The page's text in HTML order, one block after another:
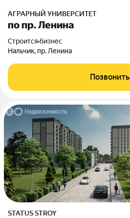
АГРАРНЫЙ УНИВЕРСИТЕТ
по пр. Ленина
Строится•бизнес
Нальчик, пр. Ленина
Позвонить
STATUS STROY